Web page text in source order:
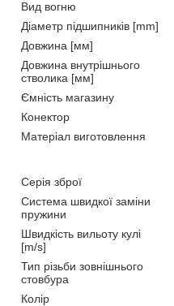
Вид вогню
Діаметр підшипників [mm]
Довжина [мм]
Довжина внутрішнього
стволика [мм]
Ємність магазину
Конектор
Матеріал виготовлення
Серія зброї
Система швидкої заміни
пружини
Швидкість вильоту кулі
[m/s]
Тип різьби зовнішнього
стовбура
Колір